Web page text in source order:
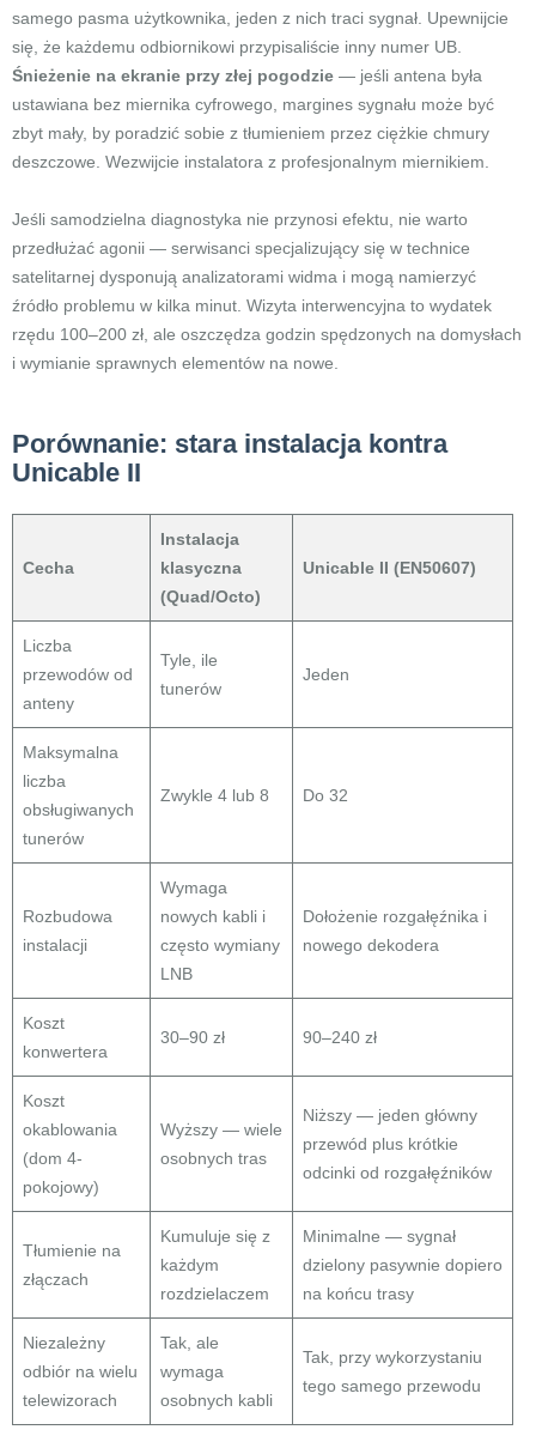
samego pasma użytkownika, jeden z nich traci sygnał. Upewnijcie
się, że każdemu odbiornikowi przypisaliście inny numer UB.
Śnieżenie na ekranie przy złej pogodzie — jeśli antena była
ustawiana bez miernika cyfrowego, margines sygnału może być
zbyt mały, by poradzić sobie z tłumieniem przez ciężkie chmury
deszczowe. Wezwijcie instalatora z profesjonalnym miernikiem.
Jeśli samodzielna diagnostyka nie przynosi efektu, nie warto
przedłużać agonii — serwisanci specjalizujący się w technice
satelitarnej dysponują analizatorami widma i mogą namierzyć
źródło problemu w kilka minut. Wizyta interwencyjna to wydatek
rzędu 100–200 zł, ale oszczędza godzin spędzonych na domysłach
i wymianie sprawnych elementów na nowe.
Porównanie: stara instalacja kontra
Unicable II
Cecha
Instalacja
klasyczna
(Quad/Octo)
Unicable II (EN50607)
Liczba
przewodów od
anteny
Tyle, ile
tunerów
Jeden
Maksymalna
liczba
obsługiwanych
tunerów
Zwykle 4 lub 8 Do 32
Rozbudowa
instalacji
Wymaga
nowych kabli i
często wymiany
LNB
Dołożenie rozgałęźnika i
nowego dekodera
Koszt
konwertera
30–90 zł 90–240 zł
Koszt
okablowania
(dom 4-
pokojowy)
Wyższy — wiele
osobnych tras
Niższy — jeden główny
przewód plus krótkie
odcinki od rozgałęźników
Tłumienie na
złączach
Kumuluje się z
każdym
rozdzielaczem
Minimalne — sygnał
dzielony pasywnie dopiero
na końcu trasy
Niezależny
odbiór na wielu
telewizorach
Tak, ale
wymaga
osobnych kabli
Tak, przy wykorzystaniu
tego samego przewodu